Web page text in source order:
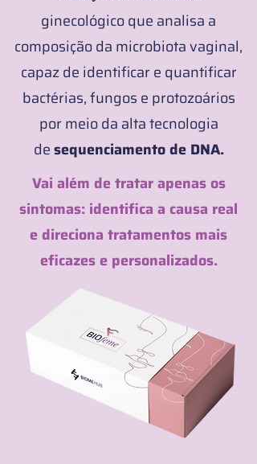
ginecológico que analisa a
composição da microbiota vaginal,
capaz de identificar e quantificar
bactérias, fungos e protozoários
por meio da alta tecnologia
desequenciamento de DNA.
Vai além de tratar apenas os
sintomas: identifica a causa real
e direciona tratamentos mais
eficazes e personalizados.